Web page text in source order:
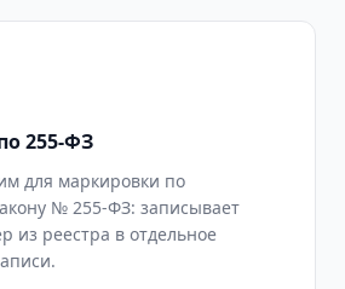
255-ФЗ
для маркировки по
№ 255-ФЗ: записывает
из реестра в отдельное